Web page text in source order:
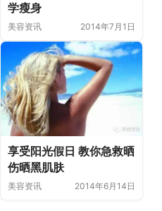
学瘦身
美容资讯 2014年7月1日
享受阳光假日 教你急救晒
伤晒黑肌肤
美容资讯 2014年6月14日